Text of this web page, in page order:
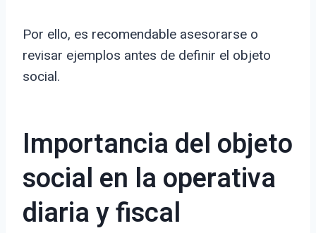
Por ello, es recomendable asesorarse o
revisar ejemplos antes de definir el objeto
social.
Importancia del objeto
social en la operativa
diaria y fiscal